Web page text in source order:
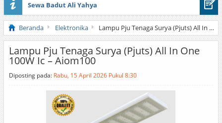
Sewa Badut Ali Yahya
Honda Brio 1.3 E AT CBU 2012 Putih
Beranda Elektronika Lampu Pju Tenaga Surya (Pjuts) All In One 100W Ic – Aiom100
Lampu Pju Tenaga Surya (Pjuts) All In One
100W Ic – Aiom100
Diposting pada: Rabu, 15 April 2026 Pukul 8:30